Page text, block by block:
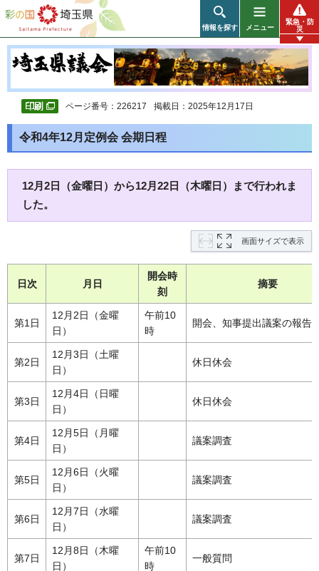
彩の国 埼玉県
情報を探す メニュー
緊急・防
災
ページ番号：226217 掲載日：2025年12月17日
令和4年12月定例会 会期日程
12月2日（金曜日）から12月22日（木曜日）まで行われま
した。
画面サイズで表示
日次 月日
開会時
刻
摘要
第1日
12月2日（金曜
日）
午前10
時
開会、知事提出議案の報告
第2日
12月3日（土曜
日）
休日休会
第3日
12月4日（日曜
日）
休日休会
第4日
12月5日（月曜
日）
議案調査
第5日
12月6日（火曜
日）
議案調査
第6日
12月7日（水曜
日）
議案調査
第7日
12月8日（木曜
日）
午前10
時
一般質問